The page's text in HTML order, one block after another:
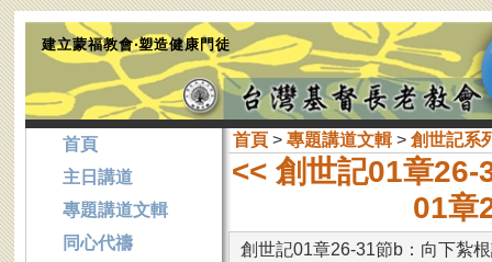
建立蒙福教會‧塑造健康門徒
首頁> 專題講道文輯> 創世記系
<< 創世記01章26-
01章
創世記01章26-31節b：向下紮
首頁
主日講道
專題講道文輯
同心代禱